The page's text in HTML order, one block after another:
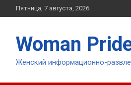
Перейти
к
Пятница, 7 августа, 2026
Woman
Женский информационно-